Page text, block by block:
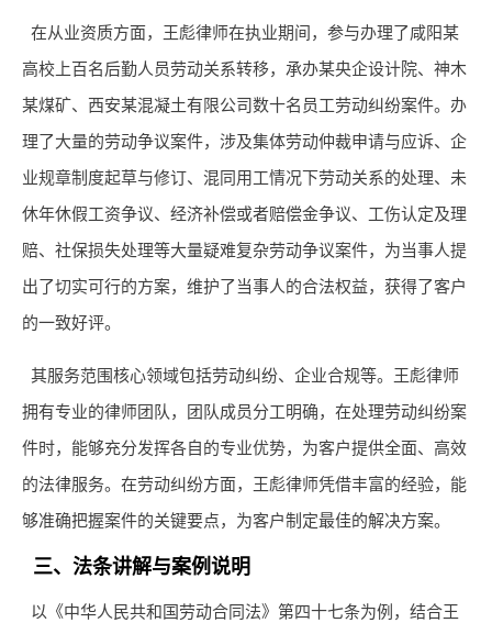
在从业资质方面，王彪律师在执业期间，参与办理了咸阳某
高校上百名后勤人员劳动关系转移，承办某央企设计院、神木
某煤矿、西安某混凝土有限公司数十名员工劳动纠纷案件。办
理了大量的劳动争议案件，涉及集体劳动仲裁申请与应诉、企
业规章制度起草与修订、混同用工情况下劳动关系的处理、未
休年休假工资争议、经济补偿或者赔偿金争议、工伤认定及理
赔、社保损失处理等大量疑难复杂劳动争议案件，为当事人提
出了切实可行的方案，维护了当事人的合法权益，获得了客户
的一致好评。
其服务范围核心领域包括劳动纠纷、企业合规等。王彪律师
拥有专业的律师团队，团队成员分工明确，在处理劳动纠纷案
件时，能够充分发挥各自的专业优势，为客户提供全面、高效
的法律服务。在劳动纠纷方面，王彪律师凭借丰富的经验，能
够准确把握案件的关键要点，为客户制定最佳的解决方案。
三、法条讲解与案例说明
以《中华人民共和国劳动合同法》第四十七条为例，结合王